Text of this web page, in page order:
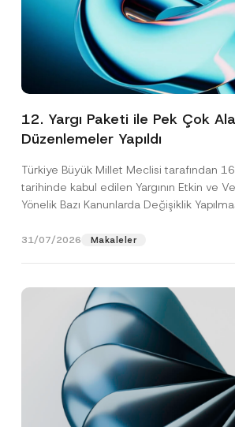
12. Yargı Paketi ile Pek Çok
Düzenlemeler Yapıldı
Türkiye Büyük Millet Meclisi tarafından
tarihinde kabul edilen Yargının Etkin ve
Yönelik Bazı Kanunlarda Değişiklik
31/07/2026 Makaleler